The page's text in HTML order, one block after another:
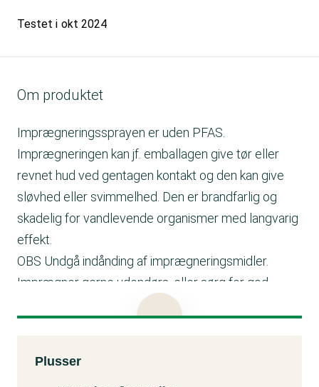
Testet i okt 2024
Om produktet
Imprægneringssprayen er uden PFAS.
Imprægneringen kan jf. emballagen give tør eller
revnet hud ved gentagen kontakt og den kan give
sløvhed eller svimmelhed. Den er brandfarlig og
skadelig for vandlevende organismer med langvarig
effekt.
OBS Undgå indånding af imprægneringsmidler.
Imprægner gerne udendørs, eller sørg for god
ventilation med gennemtræk.
Kemitest
Plusser